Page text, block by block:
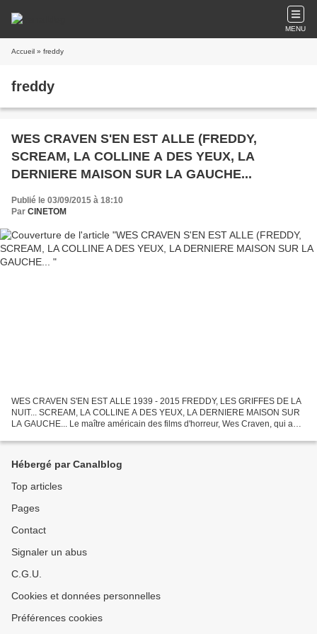
MENU
Accueil » freddy
freddy
WES CRAVEN S'EN EST ALLE (FREDDY,
SCREAM, LA COLLINE A DES YEUX, LA
DERNIERE MAISON SUR LA GAUCHE...
Publié le 03/09/2015 à 18:10
Par CINETOM
WES CRAVEN S'EN EST ALLE 1939 - 2015 FREDDY, LES GRIFFES DE LA
NUIT... SCREAM, LA COLLINE A DES YEUX, LA DERNIERE MAISON SUR
LA GAUCHE... Le maître américain des films d'horreur, Wes Craven, qui a
Hébergé par Canalblog
Top articles
Pages
Contact
Signaler un abus
C.G.U.
Cookies et données personnelles
Préférences cookies